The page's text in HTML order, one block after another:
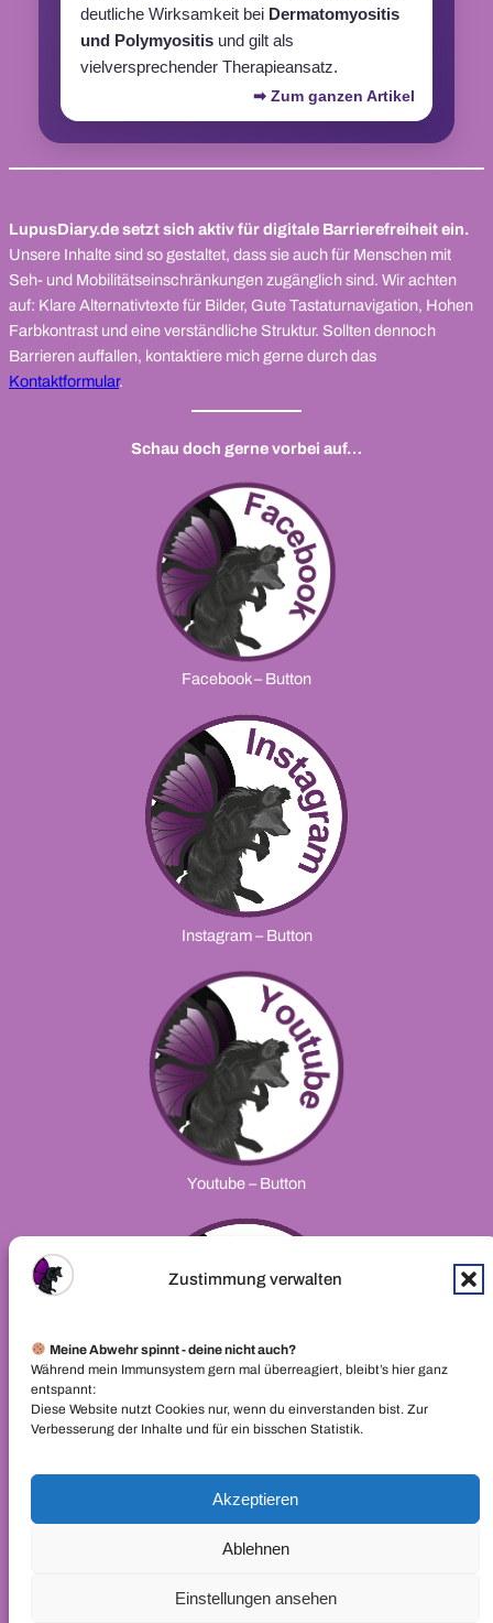
Zustimmung verwalten
Meine Abwehr spinnt - deine nicht auch?
Während mein Immunsystem gern mal überreagiert, bleibt’s hier ganz
entspannt:
Diese Website nutzt Cookies nur, wenn du einverstanden bist. Zur
Verbesserung der Inhalte und für ein bisschen Statistik.
Akzeptieren
Ablehnen
Einstellungen ansehen
deutliche Wirksamkeit bei Dermatomyositis
und Polymyositis und gilt als
vielversprechender Therapieansatz.
➡ Zum ganzen Artikel
LupusDiary.de setzt sich aktiv für digitale Barrierefreiheit ein.
Unsere Inhalte sind so gestaltet, dass sie auch für Menschen mit
Seh- und Mobilitätseinschränkungen zugänglich sind. Wir achten
auf: Klare Alternativtexte für Bilder, Gute Tastaturnavigation, Hohen
Farbkontrast und eine verständliche Struktur. Sollten dennoch
Barrieren auffallen, kontaktiere mich gerne durch das
Kontaktformular.
Schau doch gerne vorbei auf…
Facebook – Button
Instagram – Button
Youtube – Button
Tik Tok- Button
Alle Inhalte sind urheberrechtlich geschützt. Keine Verwendung oder